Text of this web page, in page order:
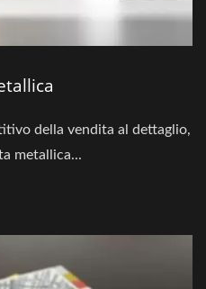
della vendita al dettaglio,
metallica...